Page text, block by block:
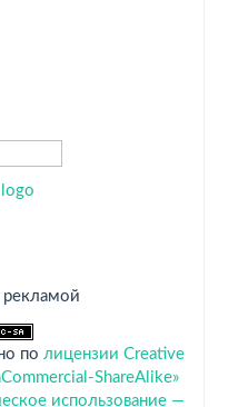
рекламой
по лицензии Creative
ShareAlike»
использование —